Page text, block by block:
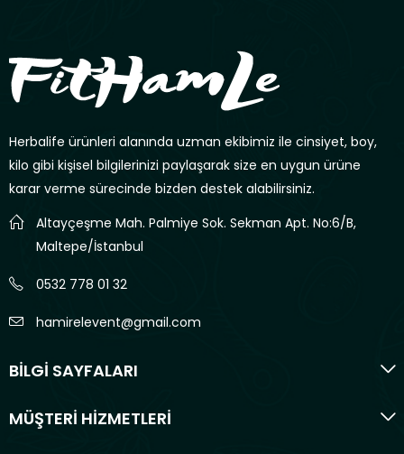
Herbalife ürünleri alanında uzman ekibimiz ile cinsiyet, boy,
kilo gibi kişisel bilgilerinizi paylaşarak size en uygun ürüne
karar verme sürecinde bizden destek alabilirsiniz.
Altayçeşme Mah. Palmiye Sok. Sekman Apt. No:6/B,
Maltepe/İstanbul
0532 778 01 32
hamirelevent@gmail.com
BİLGİ SAYFALARI
MÜŞTERİ HİZMETLERİ